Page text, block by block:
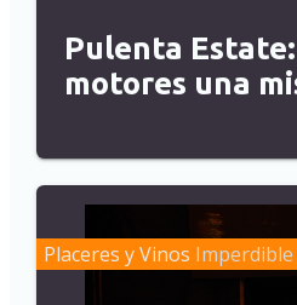
Pulenta
motores una
Placeres y Vinos Imperdible